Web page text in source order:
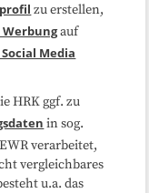
zu erstellen,
auf
Media
HRK ggf. zu
in sog.
verarbeitet,
vergleichbares
u.a. das